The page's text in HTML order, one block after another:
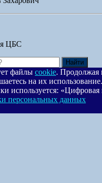
ЦБС
Найти
файлы cookie. Продолжая
на их использование.
используется: «Цифровая
персональных данных